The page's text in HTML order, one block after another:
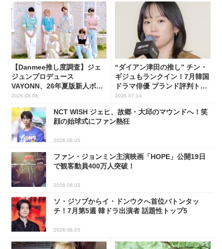
【Danmee推し度調査】ジェ
ジュンプロデュース
VAYONN、26年夏版新人ボー
イズグループ人気No.1に
2026.08.06
“ダイアン津田の推し” チン・
ギジュもランクイン！7月韓国
ドラマ俳優 ブランド評判トッ
プ5
2026.07.14
NCT WISH ジェヒ、故郷・大邱のマウンドへ！笑
顔の始球式にファン熱狂
2026.08.05
ファン・ジョンミン主演映画「HOPE」公開19日
で観客動員400万人突破！
2026.08.03
ソ・ジソブからイ・ドンウクへ首位バトンタッ
チ！7月第5週 韓ドラ出演者 話題性トップ5
2026.08.05